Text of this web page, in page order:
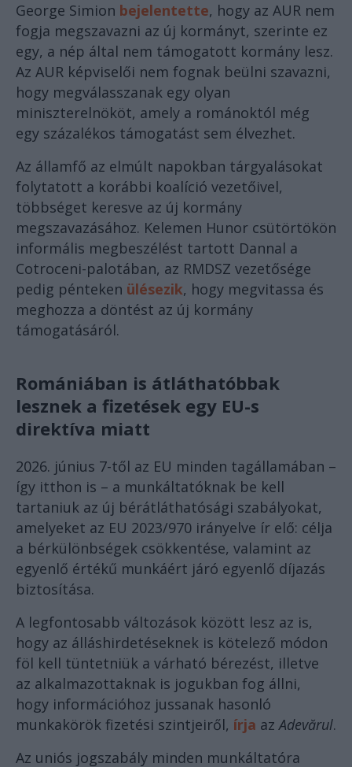
George Simion bejelentette, hogy az AUR nem
fogja megszavazni az új kormányt, szerinte ez
egy, a nép által nem támogatott kormány lesz.
Az AUR képviselői nem fognak beülni szavazni,
hogy megválasszanak egy olyan
miniszterelnököt, amely a románoktól még
egy százalékos támogatást sem élvezhet.
Az államfő az elmúlt napokban tárgyalásokat
folytatott a korábbi koalíció vezetőivel,
többséget keresve az új kormány
megszavazásához. Kelemen Hunor csütörtökön
informális megbeszélést tartott Dannal a
Cotroceni-palotában, az RMDSZ vezetősége
pedig pénteken ülésezik, hogy megvitassa és
meghozza a döntést az új kormány
támogatásáról.
Romániában is átláthatóbbak
lesznek a fizetések egy EU-s
direktíva miatt
2026. június 7-től az EU minden tagállamában –
így itthon is – a munkáltatóknak be kell
tartaniuk az új bérátláthatósági szabályokat,
amelyeket az EU 2023/970 irányelve ír elő: célja
a bérkülönbségek csökkentése, valamint az
egyenlő értékű munkáért járó egyenlő díjazás
biztosítása.
A legfontosabb változások között lesz az is,
hogy az álláshirdetéseknek is kötelező módon
föl kell tüntetniük a várható bérezést, illetve
az alkalmazottaknak is jogukban fog állni,
hogy információhoz jussanak hasonló
munkakörök fizetési szintjeiről, írja azAdevărul.
Az uniós jogszabály minden munkáltatóra